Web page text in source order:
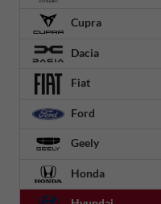
Cupra
Dacia
Fiat
Ford
Geely
Honda